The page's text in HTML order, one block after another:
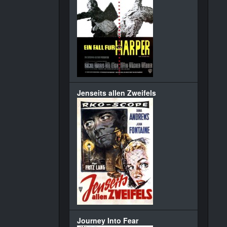
Jenseits allen Zweifels
Journey Into Fear